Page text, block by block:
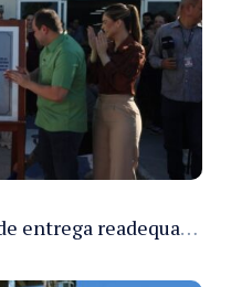
Governador Roberto Cidade entrega readequação do ambulatório da FCecon e amplia capacidade de atendimento oncológico em Manaus